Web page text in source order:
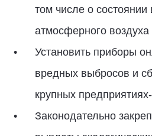
том числе о состоянии
атмосферного
Установить приборы
вредных выбросов и
крупных
Законодательно